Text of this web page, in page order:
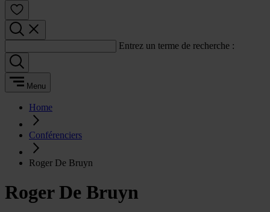
Entrez un terme de recherche :
Menu
Home
Conférenciers
Roger De Bruyn
Roger De Bruyn